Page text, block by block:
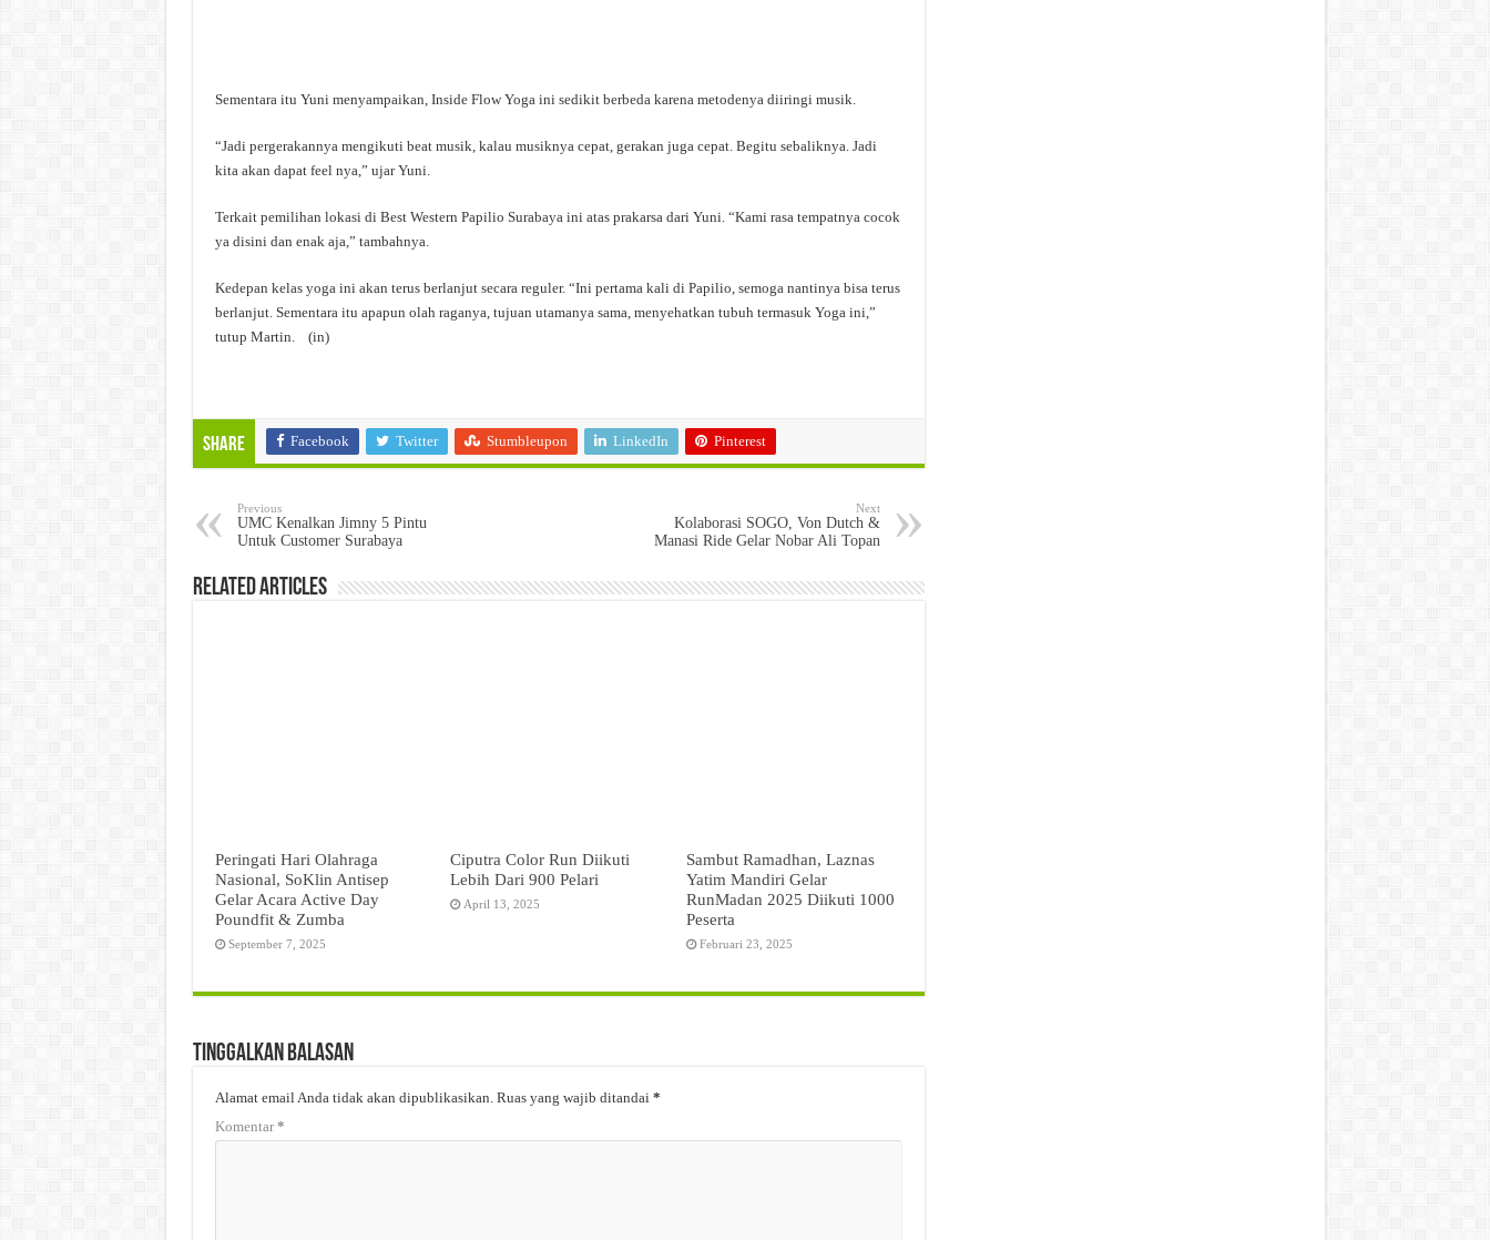
Sementara itu Yuni menyampaikan, Inside Flow Yoga ini sedikit berbeda karena metodenya diiringi musik.
“Jadi pergerakannya mengikuti beat musik, kalau musiknya cepat, gerakan juga cepat. Begitu sebaliknya. Jadi
kita akan dapat feel nya,” ujar Yuni.
Terkait pemilihan lokasi di Best Western Papilio Surabaya ini atas prakarsa dari Yuni. “Kami rasa tempatnya cocok
ya disini dan enak aja,” tambahnya.
Kedepan kelas yoga ini akan terus berlanjut secara reguler. “Ini pertama kali di Papilio, semoga nantinya bisa terus
berlanjut. Sementara itu apapun olah raganya, tujuan utamanya sama, menyehatkan tubuh termasuk Yoga ini,”
tutup Martin. (in)
Share Facebook Twitter Stumbleupon LinkedIn Pinterest
Previous
UMC Kenalkan Jimny 5 Pintu
Untuk Customer Surabaya
Next
Kolaborasi SOGO, Von Dutch &
Manasi Ride Gelar Nobar Ali Topan
Related Articles
Peringati Hari Olahraga
Nasional, SoKlin Antisep
Gelar Acara Active Day
Poundfit & Zumba
September 7, 2025
Ciputra Color Run Diikuti
Lebih Dari 900 Pelari
April 13, 2025
Sambut Ramadhan, Laznas
Yatim Mandiri Gelar
RunMadan 2025 Diikuti 1000
Peserta
Februari 23, 2025
Tinggalkan Balasan
Alamat email Anda tidak akan dipublikasikan. Ruas yang wajib ditandai *
Komentar*